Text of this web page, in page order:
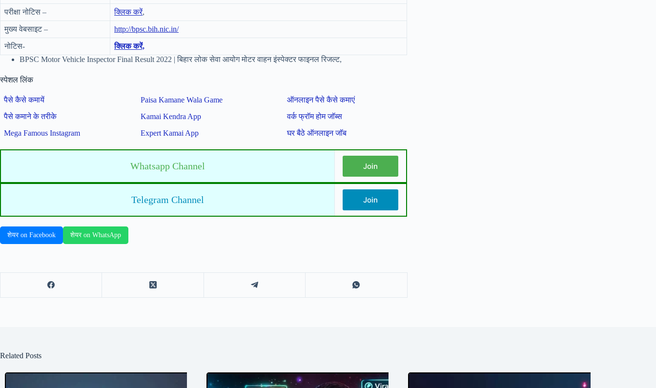
परीक्षा नोटिस – क्लिक करें,
मुख्य वेबसाइट – http://bpsc.bih.nic.in/
नोटिस-
क्लिक करें,
BPSC Motor Vehicle Inspector Final Result 2022 | बिहार लोक सेवा आयोग मोटर वाहन इंस्पेक्टर फाइनल रिजल्ट,
स्पेशल लिंक
पैसे कैसे कमायें Paisa Kamane Wala Game
ऑनलाइन पैसे कैसे कमाएं
पैसे कमाने के तरीके
Kamai Kendra App
वर्क फ्रॉम होम जॉब्स
Mega Famous Instagram
Expert Kamai App घर बैठे ऑनलाइन जॉब
Whatsapp Channel Join
Telegram Channel Join
शेयर on Facebook शेयर on WhatsApp
Related Posts